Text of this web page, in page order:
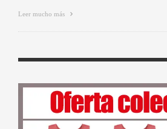
Leer mucho más